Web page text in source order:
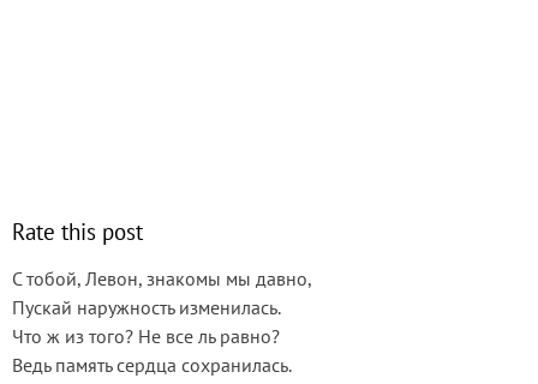
Rate this post
С тобой, Левон, знакомы мы давно,
Пускай наружность изменилась.
Что ж из того? Не все ль равно?
Ведь память сердца сохранилась.